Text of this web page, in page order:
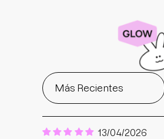
13/04/2026